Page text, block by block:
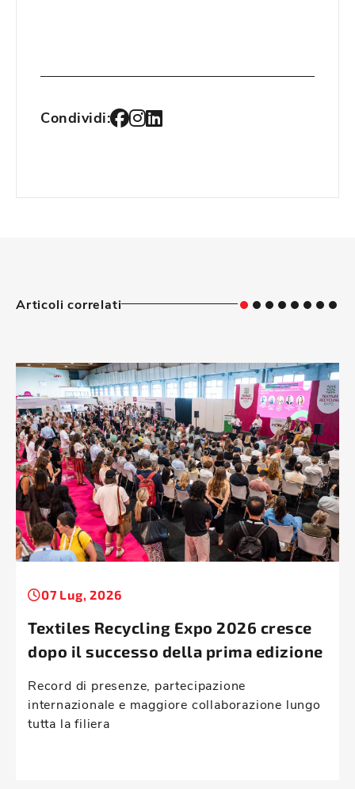
Condividi:
Articoli correlati
07 Lug, 2026
Textiles Recycling Expo 2026 cresce
dopo il successo della prima edizione
Record di presenze, partecipazione
internazionale e maggiore collaborazione lungo
tutta la filiera